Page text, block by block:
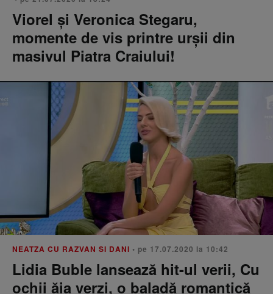
Viorel și Veronica Stegaru,
momente de vis printre urșii din
masivul Piatra Craiului!
NEATZA CU RAZVAN SI DANI • pe 17.07.2020 la 10:42
Lidia Buble lansează hit-ul verii, Cu
ochii ăia verzi, o baladă romantică